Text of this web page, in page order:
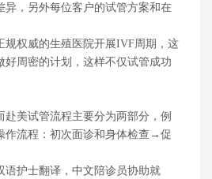
，另外每位客户的试管方案和在
权威的生殖医院开展IVF周期，这
周密的计划，这样不仅试管成功
美试管流程主要分为两部分，例
流程：初次面诊和身体检查→促
护士翻译，中文陪诊员协助就